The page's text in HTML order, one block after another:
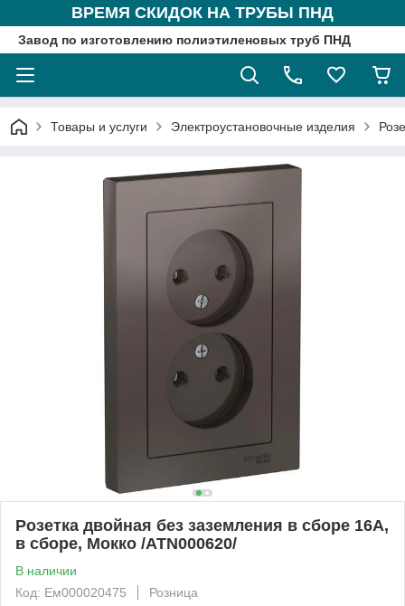
ВРЕМЯ СКИДОК НА ТРУБЫ ПНД
Завод по изготовлению полиэтиленовых труб ПНД
Товары и услуги Электроустановочные изделия
Розетка двойная без заземления в сборе 16А,
в сборе, Мокко /ATN000620/
В наличии
Код: Ем000020475
Розница